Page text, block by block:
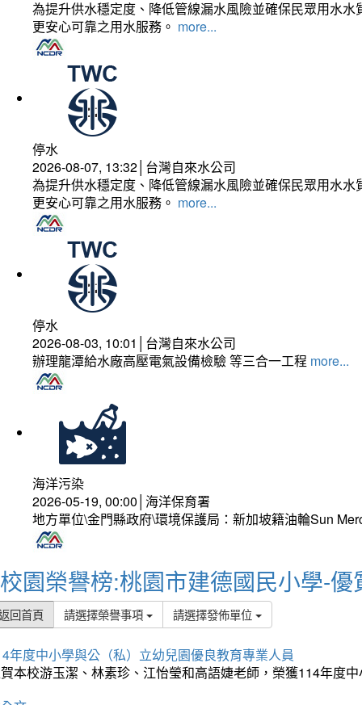
為提升供水穩定度、降低管線漏水風險並確保民眾用水
更安心可靠之用水服務。 more...
停水
2026-08-07, 13:32│台灣自來水公司
為提升供水穩定度、降低管線漏水風險並確保民眾用水
更安心可靠之用水服務。 more...
停水
2026-08-03, 10:01│台灣自來水公司
辦理龍潭給水廠高壓電氣設備檢驗 等三合一工程 more...
海洋污染
2026-05-19, 00:00│海洋保育署
地方單位\金門縣政府\環境保護局：新加坡籍油輪Sun
校園榮譽榜:桃園市建德國民小學-優
回首頁 請選擇榮譽事項 請選擇發佈單位
年度中小學與公（私）立幼兒園優良教育專業人員
本校游玉潔、林素珍、江怡瑩和高語婕老師，榮獲114年度